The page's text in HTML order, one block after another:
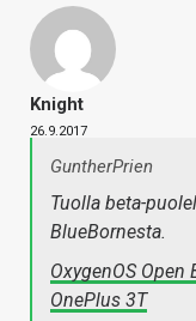
Knight
26.9.2017
GuntherPrien
Tuolla beta-
BlueBornesta.
OxygenOS
OnePlus 3T